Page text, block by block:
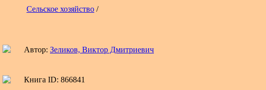
Сельское хозяйство /
Автор: Зеликов, Виктор Дмитриевич
Книга ID: 866841